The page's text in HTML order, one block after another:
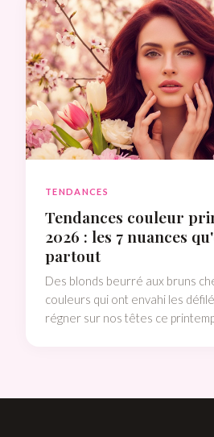
TENDANCES
Tendances couleur
2026 : les 7 nuances
partout
Des blonds beurré aux bruns
couleurs qui ont envahi les
régner sur nos têtes ce